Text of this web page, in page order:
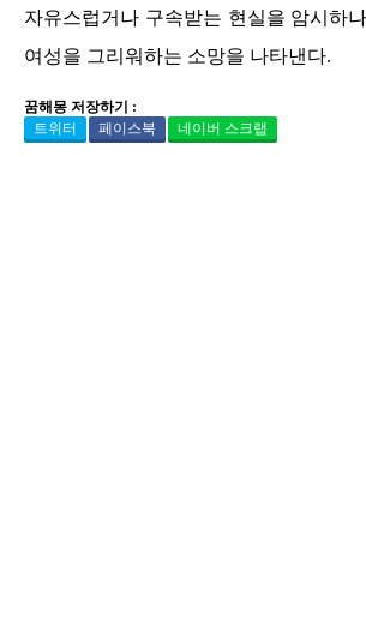
자유스럽거나 구속받는 현실을 암시하
여성을 그리워하는 소망을 나타낸다.
꿈해몽 저장하기 :
트위터
페이스북 네이버 스크랩